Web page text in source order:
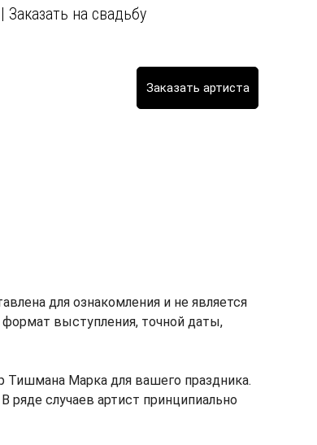
на свадьбу
для ознакомления и не является
формат выступления, точной даты,
Марка для вашего праздника.
ряде случаев артист принципиально